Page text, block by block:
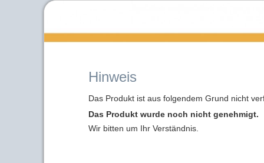
Hinweis
Das Produkt ist aus folgendem Grund nicht
Das Produkt wurde noch nicht genehmigt.
Wir bitten um Ihr Verständnis.